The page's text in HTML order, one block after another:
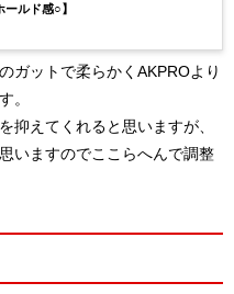
ルド感○】
ガットで柔らかくAKPROより
。
抑えてくれると思いますが、
いますのでここらへんで調整